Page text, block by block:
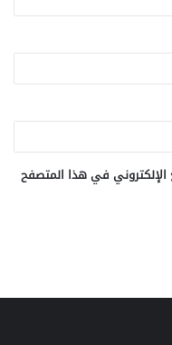
الإلكتروني في هذا المتصفح